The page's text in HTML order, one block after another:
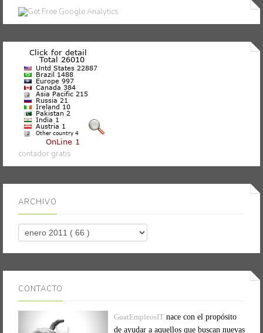
contador gratis
ARCHIVO
CONTACTO
GuatEmpleosIT nace con el propósito
de ayudar a aquellos que buscan nuevas